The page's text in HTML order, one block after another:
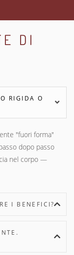
DI
RIGIDA O
"fuori forma"
dopo passo
nel corpo —
I BENEFICI?